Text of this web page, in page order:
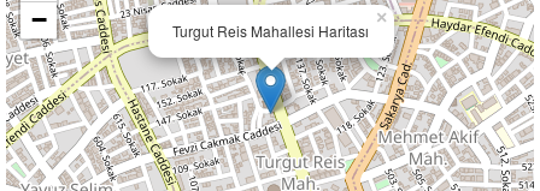
Turgut Reis Mahallesi Haritası
×
−